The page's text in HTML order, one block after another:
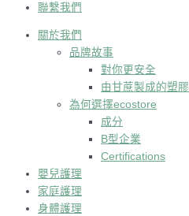
聯繫我們
關於我們
品牌故事
對你更安全
由甘蔗製成的塑膠
為何選擇ecostore
成分
B型企業
Certifications
嬰兒護理
家庭護理
身體護理